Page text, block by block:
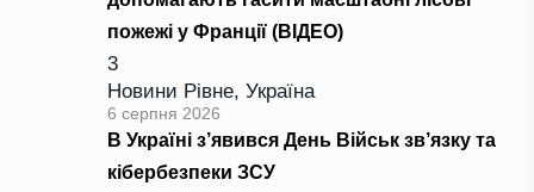
пожежі у Франції (ВІДЕО)
3
Новини Рівне, Україна
6 серпня 2026
В Україні з’явився День Військ зв’язку та
кібербезпеки ЗСУ